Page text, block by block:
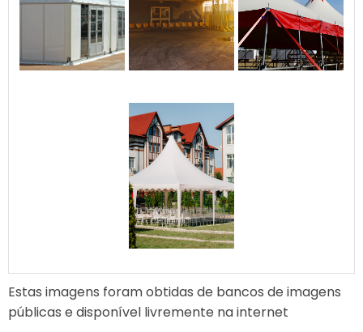
Estas imagens foram obtidas de bancos de imagens
públicas e disponível livremente na internet